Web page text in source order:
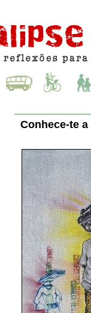
Conhece-te